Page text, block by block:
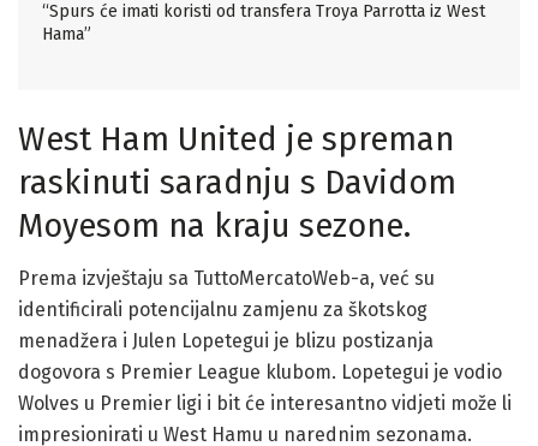
“Spurs će imati koristi od transfera Troya Parrotta iz West
Hama”
West Ham United je spreman
raskinuti saradnju s Davidom
Moyesom na kraju sezone.
Prema izvještaju sa TuttoMercatoWeb-a, već su
identificirali potencijalnu zamjenu za škotskog
menadžera i Julen Lopetegui je blizu postizanja
dogovora s Premier League klubom. Lopetegui je vodio
Wolves u Premier ligi i bit će interesantno vidjeti može li
impresionirati u West Hamu u narednim sezonama.